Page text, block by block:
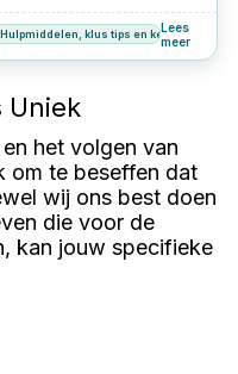
welke factoren bepalen of
het best voor roestvrijstalen
verzinkte schroeven kunt
afhankelijk van je
Hulpmiddelen, klus tips en keuzehulp
Lees
meer
Uniek
het volgen van
om te beseffen dat
wij ons best doen
die voor de
kan jouw specifieke